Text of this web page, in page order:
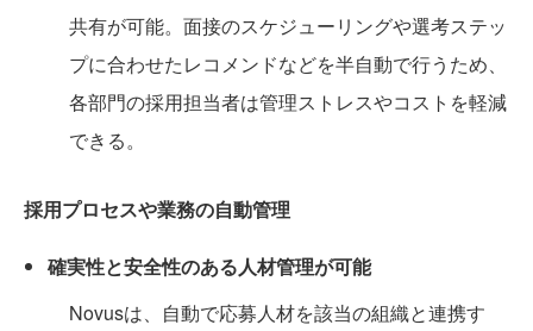
共有が可能。面接のスケジューリングや選考ステッ
プに合わせたレコメンドなどを半自動で行うため、
各部門の採用担当者は管理ストレスやコストを軽減
できる。
採用プロセスや業務の自動管理
確実性と安全性のある人材管理が可能
Novusは、自動で応募人材を該当の組織と連携す